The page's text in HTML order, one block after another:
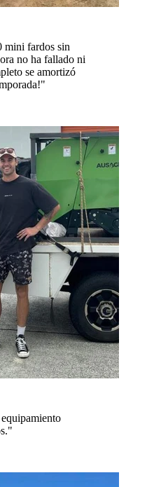
mini fardos sin
no ha fallado ni
se amortizó
"
"